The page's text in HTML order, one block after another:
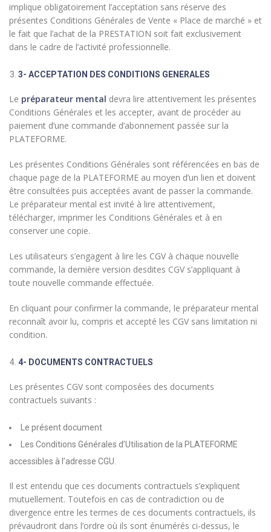
implique obligatoirement l’acceptation sans réserve des
présentes Conditions Générales de Vente « Place de marché » et
le fait que l’achat de la PRESTATION soit fait exclusivement
dans le cadre de l’activité professionnelle.
3- ACCEPTATION DES CONDITIONS GENERALES
Le préparateur mental devra lire attentivement les présentes
Conditions Générales et les accepter, avant de procéder au
paiement d’une commande d’abonnement passée sur la
PLATEFORME.
Les présentes Conditions Générales sont référencées en bas de
chaque page de la PLATEFORME au moyen d’un lien et doivent
être consultées puis acceptées avant de passer la commande.
Le préparateur mental est invité à lire attentivement,
télécharger, imprimer les Conditions Générales et à en
conserver une copie.
Les utilisateurs s’engagent à lire les CGV à chaque nouvelle
commande, la dernière version desdites CGV s’appliquant à
toute nouvelle commande effectuée.
En cliquant pour confirmer la commande, le préparateur mental
reconnaît avoir lu, compris et accepté les CGV sans limitation ni
condition.
4- DOCUMENTS CONTRACTUELS
Les présentes CGV sont composées des documents
contractuels suivants :
Le présent document
Les Conditions Générales d’Utilisation de la PLATEFORME
accessibles à l’adresse CGU.
Il est entendu que ces documents contractuels s’expliquent
mutuellement. Toutefois en cas de contradiction ou de
divergence entre les termes de ces documents contractuels, ils
prévaudront dans l’ordre où ils sont énumérés ci-dessus, le